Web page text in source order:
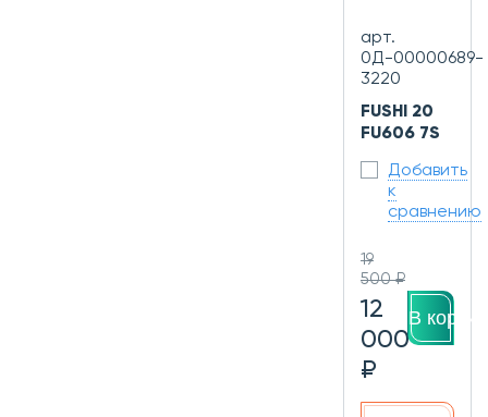
арт.
0Д-00000689-
3220
FUSHI 20
FU606 7S
Добавить
к
сравнению
19
500 ₽
12
000
₽
В